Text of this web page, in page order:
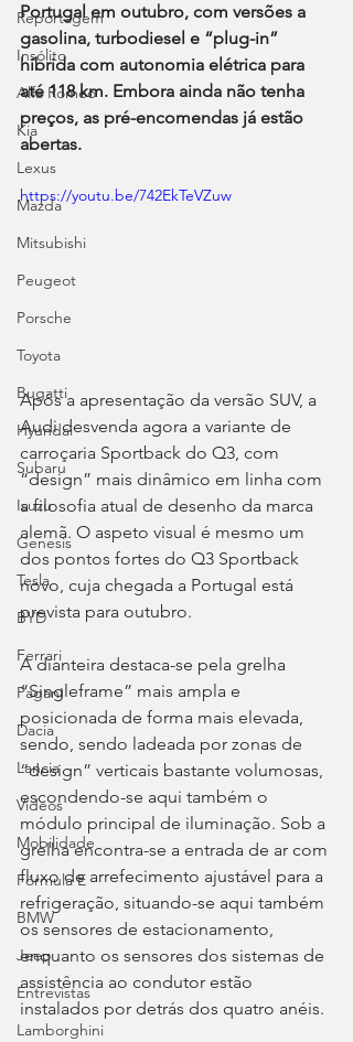
Reportagem
Insólito
Alfa Romeo
Kia
Lexus
Mazda
Mitsubishi
Peugeot
Porsche
Toyota
Bugatti
Hyundai
Subaru
Isuzu
Genesis
Tesla
BYD
Ferrari
Pagani
Dacia
Lancia
Videos
Mobilidade
Fórmula E
BMW
Jeep
Entrevistas
Lamborghini
Portugal em outubro, com versões a
gasolina, turbodiesel e “plug-in”
híbrida com autonomia elétrica para
até 118 km. Embora ainda não tenha
preços, as pré-encomendas já estão
abertas.
https://youtu.be/742EkTeVZuw
Após a apresentação da versão SUV, a
Audi desvenda agora a variante de
carroçaria Sportback do Q3, com
“design” mais dinâmico em linha com
a filosofia atual de desenho da marca
alemã. O aspeto visual é mesmo um
dos pontos fortes do Q3 Sportback
novo, cuja chegada a Portugal está
prevista para outubro.
A dianteira destaca-se pela grelha
“Singleframe” mais ampla e
posicionada de forma mais elevada,
sendo, sendo ladeada por zonas de
“design” verticais bastante volumosas,
escondendo-se aqui também o
módulo principal de iluminação. Sob a
grelha encontra-se a entrada de ar com
fluxo de arrefecimento ajustável para a
refrigeração, situando-se aqui também
os sensores de estacionamento,
enquanto os sensores dos sistemas de
assistência ao condutor estão
instalados por detrás dos quatro anéis.